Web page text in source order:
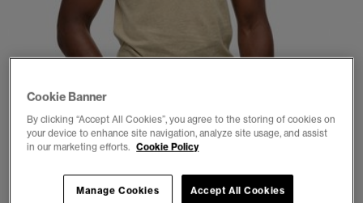
Cookie Banner
By clicking “Accept All Cookies”, you agree to the storing of cookies on
your device to enhance site navigation, analyze site usage, and assist
in our marketing efforts. Cookie Policy
Accept All Cookies
Manage Cookies